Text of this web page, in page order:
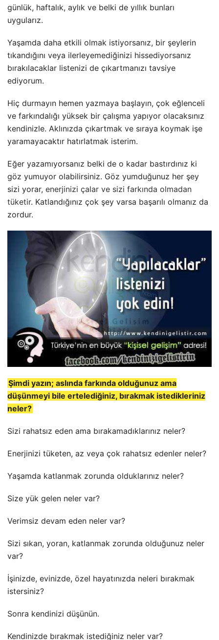
günlük, haftalık, aylık ve belki de yıllık bunları
uygularız.
Yaşamda daha etkili olmak istiyorsanız, bir şeylerin
tıkandığını veya ilerleyemediğinizi hissediyorsanız
bırakılacaklar listenizi de çıkartmanızı tavsiye
ediyorum.
Hiç durmayın hemen yazmaya başlayın, çok eğlenceli
ve farkındalığı yüksek bir çalışma yapıyor olacaksınız
kendinizle. Aklınızda çıkartmak ve sıraya koymak işe
yaramayacaktır hatırlatmak isterim.
Eğer yazamıyorsanız belki de o kadar bastırdınız ki
göz yumuyor olabilirsiniz. Göz yumduğunuz her şey
sizi yorar, enerjinizi çalar ve sizi farkında olmadan
tüketir. Katlandığınız çok şey varsa başarılı olmanız da
zordur.
Şimdi yazın; aslında farkında olduğunuz ama
düşünmeyi bile ertelediğiniz, bırakmak istedikleriniz
neler?
Sizi rahatsız eden ama bırakamadıklarınız neler?
Enerjinizi tüketen, az veya çok rahatsız edenler neler?
Yaşamda katlanmak zorunda olduklarınız neler?
Size yük gelen neler var?
Verimsiz devam eden neler var?
Sizi sıkan, yoran, katlanmak zorunda olduğunuz neler
var?
İşinizde, evinizde, özel hayatınızda neleri bırakmak
istersiniz?
Sonra kendinizi düşünün.
Kendinizde bırakmak istediğiniz neler var?